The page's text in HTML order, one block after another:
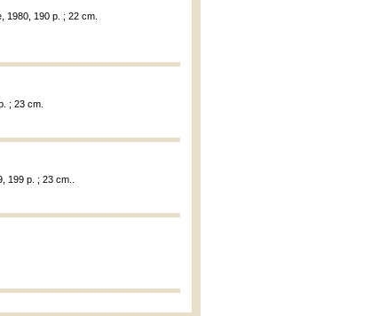
1980, 190 p. ; 22 cm.
; 23 cm.
199 p. ; 23 cm..